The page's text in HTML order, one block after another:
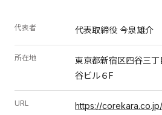
代表者 代表取締役 今泉雄介
所在地
東京都新宿区四谷三
谷ビル６F
URL https://corekara.co.jp/